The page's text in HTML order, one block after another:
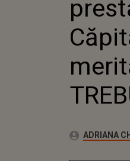
Autor:ADRIANA